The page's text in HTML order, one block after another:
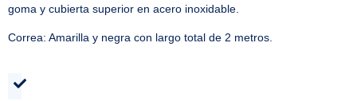
goma y cubierta superior en acero inoxidable.
Correa: Amarilla y negra con largo total de 2 metros.